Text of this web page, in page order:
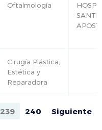
Oftalmología
Cirugía Plástica,
Estética y
Reparadora
239 240 Siguiente